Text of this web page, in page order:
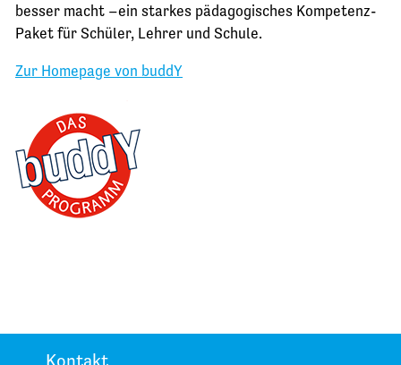
besser macht –ein starkes pädagogisches Kompetenz-
Paket für Schüler, Lehrer und Schule.
Zur Homepage von buddY
Kontakt